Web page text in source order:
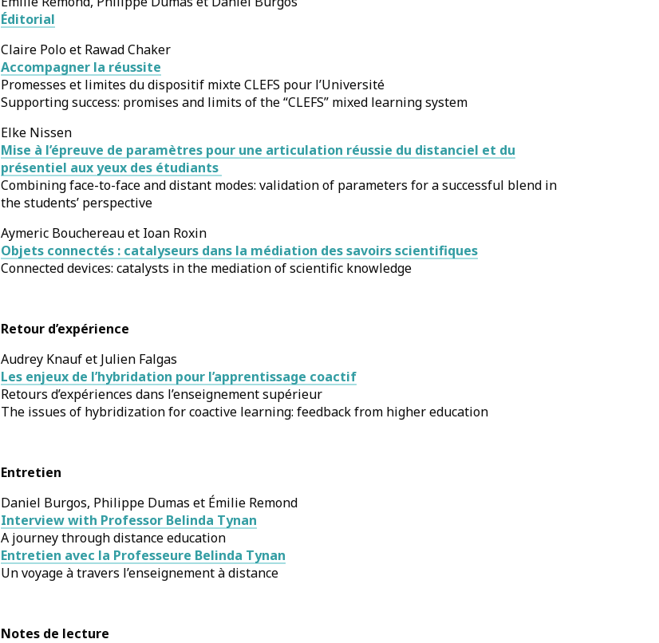
Éditorial
Claire Polo et Rawad Chaker
Accompagner la réussite
Promesses et limites du dispositif mixte CLEFS pour l’Université
Supporting success: promises and limits of the “CLEFS” mixed learning system
Elke Nissen
Mise à l’épreuve de paramètres pour une articulation réussie du distanciel et du
présentiel aux yeux des étudiants
Combining face-to-face and distant modes: validation of parameters for a successful blend in
the students’ perspective
Aymeric Bouchereau et Ioan Roxin
Objets connectés : catalyseurs dans la médiation des savoirs scientifiques
Connected devices: catalysts in the mediation of scientific knowledge
Retour d’expérience
Audrey Knauf et Julien Falgas
Les enjeux de l’hybridation pour l’apprentissage coactif
Retours d’expériences dans l’enseignement supérieur
The issues of hybridization for coactive learning: feedback from higher education
Entretien
Daniel Burgos, Philippe Dumas et Émilie Remond
Interview with Professor Belinda Tynan
A journey through distance education
Entretien avec la Professeure Belinda Tynan
Un voyage à travers l’enseignement à distance
Notes de lecture